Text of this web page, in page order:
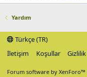
Yardım
Türkçe (TR)
İletişim
Koşullar
Forum software by XenForo™